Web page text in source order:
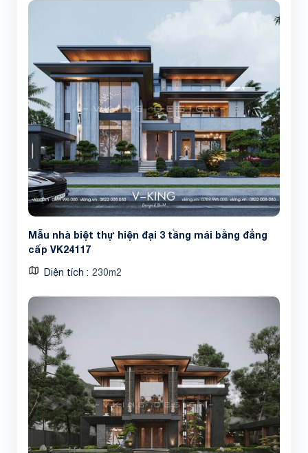
Mẫu nhà biệt thự hiện đại 3 tầng mái bằng đẳng
cấp VK24117
Diện tích 230m2